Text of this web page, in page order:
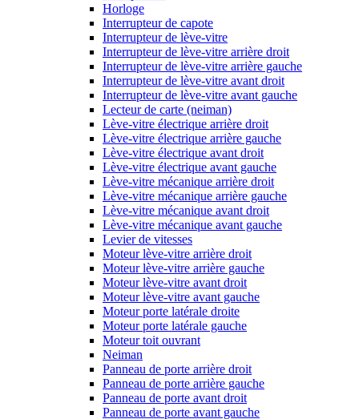
Horloge
Interrupteur de capote
Interrupteur de lève-vitre
Interrupteur de lève-vitre arrière droit
Interrupteur de lève-vitre arrière gauche
Interrupteur de lève-vitre avant droit
Interrupteur de lève-vitre avant gauche
Lecteur de carte (neiman)
Lève-vitre électrique arrière droit
Lève-vitre électrique arrière gauche
Lève-vitre électrique avant droit
Lève-vitre électrique avant gauche
Lève-vitre mécanique arrière droit
Lève-vitre mécanique arrière gauche
Lève-vitre mécanique avant droit
Lève-vitre mécanique avant gauche
Levier de vitesses
Moteur lève-vitre arrière droit
Moteur lève-vitre arrière gauche
Moteur lève-vitre avant droit
Moteur lève-vitre avant gauche
Moteur porte latérale droite
Moteur porte latérale gauche
Moteur toit ouvrant
Neiman
Panneau de porte arrière droit
Panneau de porte arrière gauche
Panneau de porte avant droit
Panneau de porte avant gauche